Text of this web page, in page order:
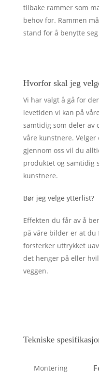
tilbake rammer som
behov for. Rammen
stand for å benytte
Hvorfor skal jeg
Vi har valgt å gå for
levetiden vi kan på
samtidig som deler av
våre kunstnere.
gjennom oss vil du
produktet og samtidig
kunstnere.
Bør jeg velge ytterlist?
Effekten du får av å
på våre bilder er at du
forsterker uttrykket
det henger på eller
veggen.
Tekniske
Montering